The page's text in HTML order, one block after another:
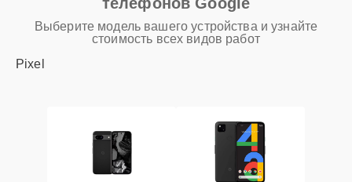
Выберите модель вашего устройства и узнайте
стоимость всех видов работ
Pixel